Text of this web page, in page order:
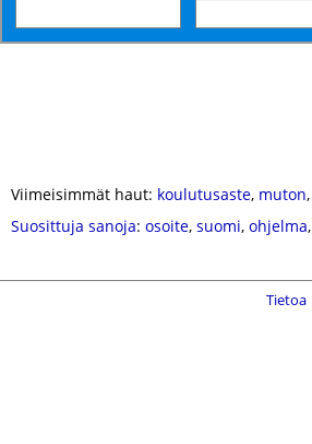
Viimeisimmät haut: koulutusaste, muton,
Suosittuja sanoja: osoite, suomi, ohjelma,
Tietoa